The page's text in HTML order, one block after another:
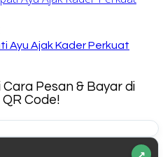
Ayu Ajak Kader Perkuat
Pesan & Bayar di
Code!
↗